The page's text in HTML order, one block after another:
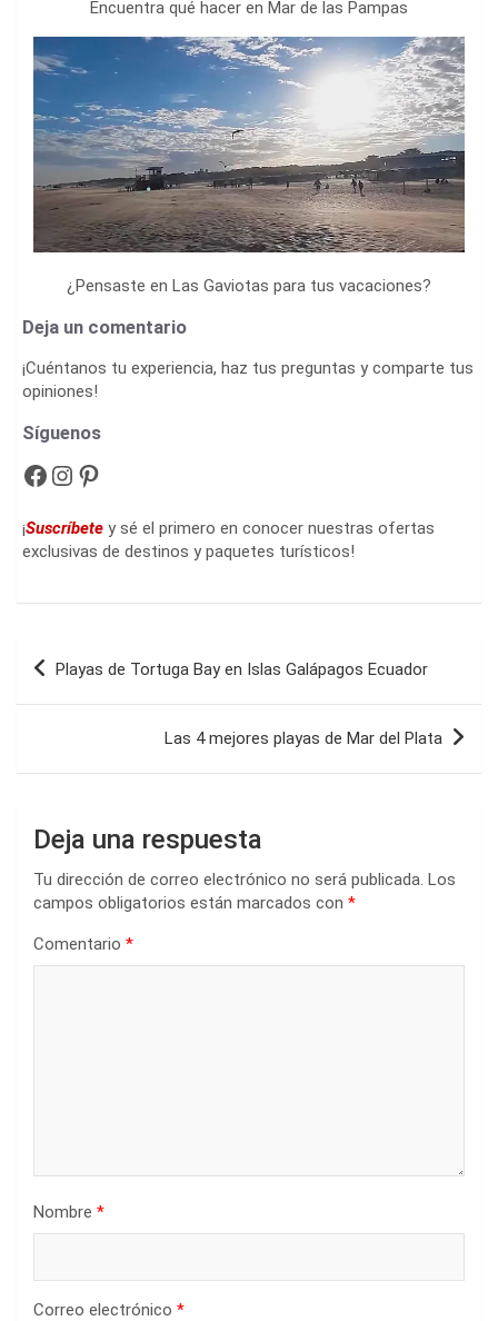
Encuentra qué hacer en Mar de las Pampas
¿Pensaste en Las Gaviotas para tus vacaciones?
Deja un comentario
¡Cuéntanos tu experiencia, haz tus preguntas y comparte tus
opiniones!
Síguenos
Facebook Instagram Pinterest
¡Suscríbete y sé el primero en conocer nuestras ofertas
exclusivas de destinos y paquetes turísticos!
Navegación
Playas de Tortuga Bay en Islas Galápagos Ecuador
Las 4 mejores playas de Mar del Plata
Deja una respuesta
Tu dirección de correo electrónico no será publicada. Los
campos obligatorios están marcados con *
Comentario *
Nombre *
Correo electrónico *